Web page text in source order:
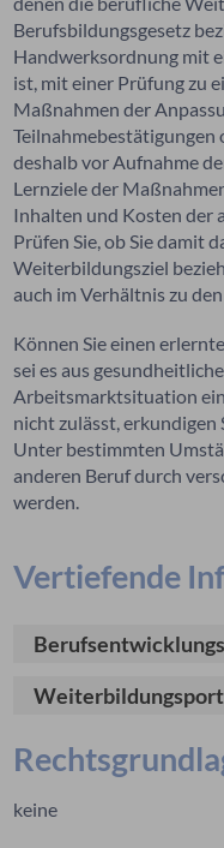
Berufsbildungsgesetz
Handwerksordnung mit
ist, mit einer Prüfung zu
Maßnahmen der
Teilnahmebestätigungen
deshalb vor Aufnahme
Lernziele der
Inhalten und Kosten der
Prüfen Sie, ob Sie damit
Weiterbildungsziel
auch im Verhältnis zu
Können Sie einen
sei es aus
Arbeitsmarktsituation
nicht zulässt, erkundigen
Unter bestimmten
anderen Beruf durch
werden.
Vertiefende
keine